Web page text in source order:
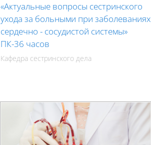
«Актуальные вопросы сестринского
ухода за больными при заболеваниях
сердечно - сосудистой системы»
ПК-36 часов
Кафедра сестринского дела